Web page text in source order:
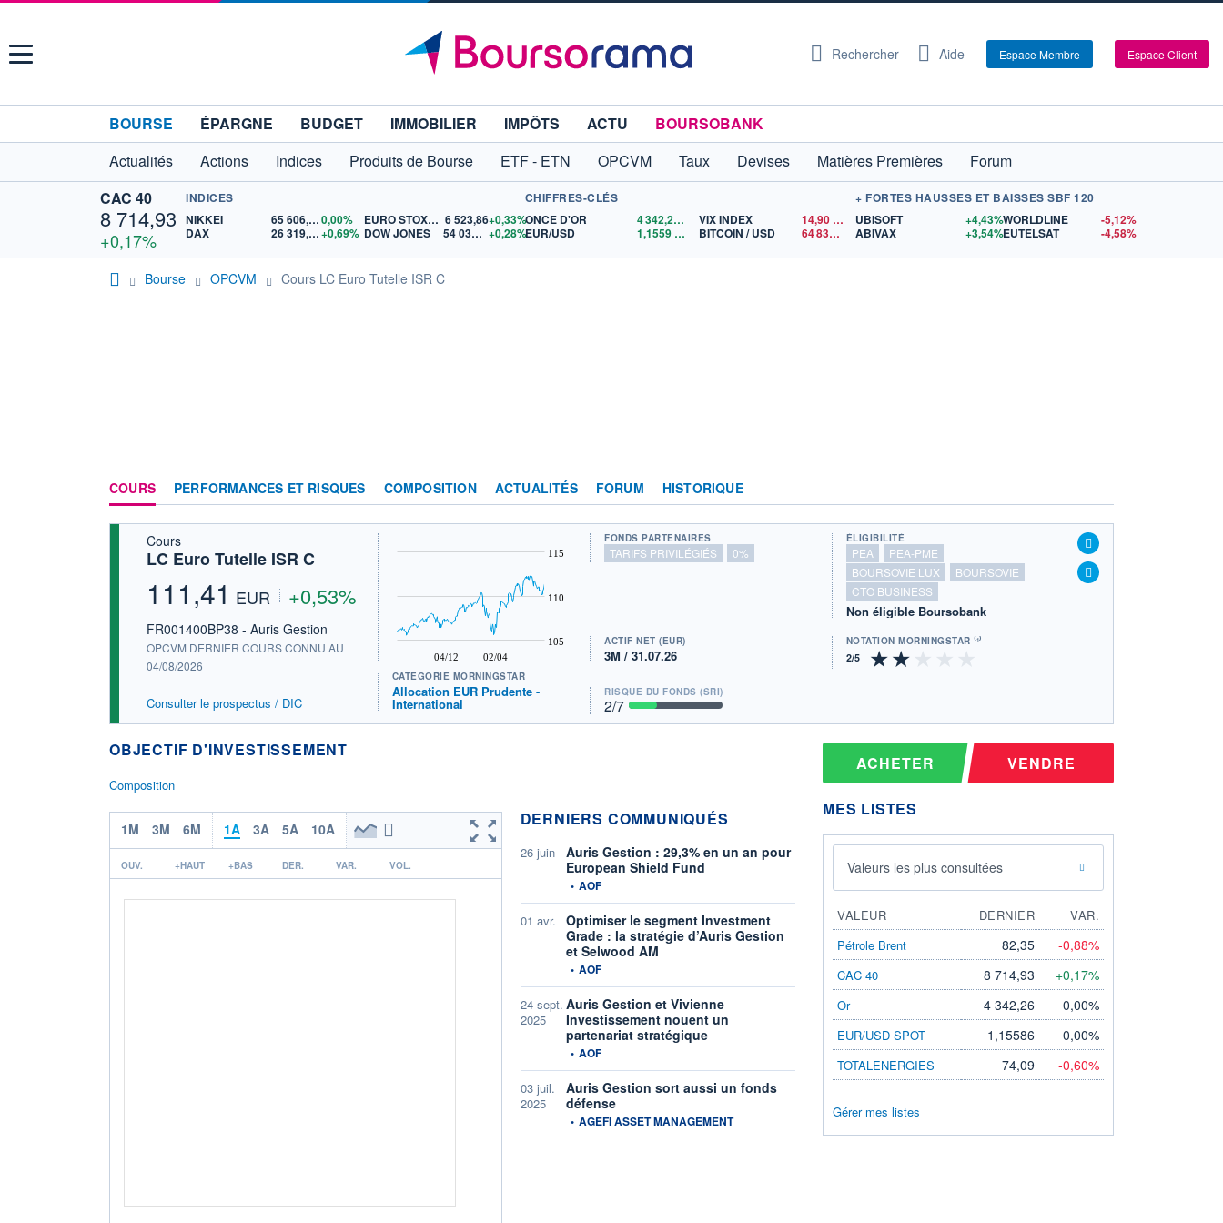
Menu Rechercher Aide Espace Membre Espace Client
BOURSE ÉPARGNE BUDGET IMMOBILIER IMPÔTS ACTU
BOURSOBANK
Actualités
Actions Indices Produits de Bourse ETF - ETN OPCVM Taux Devises Matières Premières
Forum
CAC 40
8 714,93
+0,17%
INDICES
NIKKEI
65 606,710,00%
DAX
26 319,45+0,69%
EURO STOXX 50 6 523,86+0,33%
DOW JONES
54 036,93 +0,28%
CHIFFRES-CLÉS
ONCE D'OR
4 342,26$US
EUR/USD
1,1559
VIX INDEX 14,90
BITCOIN / USD
64 839,66 $US
+ FORTES HAUSSES ET BAISSES SBF 120
UBISOFT
+4,43%
ABIVAX
+3,54%
WORLDLINE
-5,12%
EUTELSAT
-4,58%
Bourse OPCVM Cours LC Euro Tutelle ISR C
COURS PERFORMANCES ET RISQUES COMPOSITION ACTUALITÉS FORUM HISTORIQUE
Cours
LC Euro Tutelle ISR C
111,41 EUR +0,53%
FR001400BP38 - Auris Gestion
OPCVM DERNIER COURS CONNU AU
04/08/2026
Consulter le prospectus / DIC
04/12 02/04
105
110
115
CATÉGORIE MORNINGSTAR
Allocation EUR Prudente -
International
FONDS PARTENAIRES
TARIFS PRIVILÉGIÉS 0%
ÉLIGIBILITÉ
PEA
PEA-PME
BOURSOVIE LUX
BOURSOVIE
CTO BUSINESS
Non éligible Boursobank
ACTIF NET (EUR)
3M / 31.07.26
NOTATION MORNINGSTAR ⁽¹⁾
RISQUE DU FONDS (SRI)
2/7
OBJECTIF D'INVESTISSEMENT
Composition
1M 3M 6M 1A 3A 5A 10A
OUV. +HAUT +BAS DER. VAR. VOL.
DERNIERS COMMUNIQUÉS
26 juin
Auris Gestion : 29,3% en un an pour
European Shield Fund
information fournie par
• AOF
01 avr.
Optimiser le segment Investment
Grade : la stratégie d’Auris Gestion
et Selwood AM
information fournie par
• AOF
24 sept.
2025
Auris Gestion et Vivienne
Investissement nouent un
partenariat stratégique
information fournie par
• AOF
03 juil.
2025
Auris Gestion sort aussi un fonds
défense
information fournie par
• AGEFI ASSET MANAGEMENT
ACHETER VENDRE
MES LISTES
Valeurs les plus consultées
VALEUR DERNIER
VAR.
Pétrole Brent
82,35 -0,88%
CAC 40 8 714,93 +0,17%
Or 4 342,26 0,00%
EUR/USD SPOT 1,15586 0,00%
TOTALENERGIES 74,09 -0,60%
Gérer mes listes